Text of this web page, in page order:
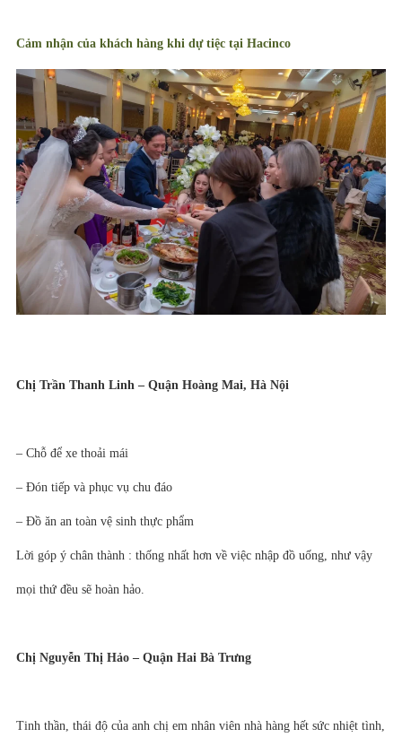
Cảm nhận của khách hàng khi dự tiệc tại Hacinco
Chị Trần Thanh Linh – Quận Hoàng Mai, Hà Nội
– Chỗ để xe thoải mái
– Đón tiếp và phục vụ chu đáo
– Đồ ăn an toàn vệ sinh thực phẩm
Lời góp ý chân thành : thống nhất hơn về việc nhập đồ uống, như vậy
mọi thứ đều sẽ hoàn hảo.
Chị Nguyễn Thị Hảo – Quận Hai Bà Trưng
Tinh thần, thái độ của anh chị em nhân viên nhà hàng hết sức nhiệt tình,